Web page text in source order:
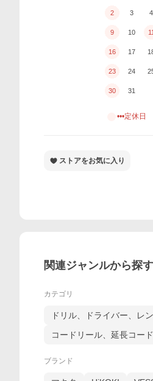
2 3 4
9 10 11
16 17
23 24
30 31
•••定休日
ストアをお気に入り
関連ジャンルから探す
カテゴリ
ドリル、ドライバー、レ
コードリール、延長コード
ブランド